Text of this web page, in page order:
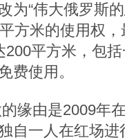
为“伟大俄罗斯
方米的使用权
平方米，包
费使用。
缘由是2009年
自一人在红场